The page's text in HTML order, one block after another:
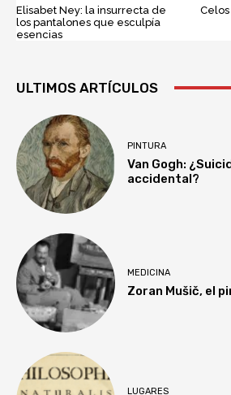
Elisabet Ney: la insurrecta de
los pantalones que esculpía
esencias
ULTIMOS ARTÍCULOS
PINTURA
Van Gogh:
accidental?
MEDICINA
Zoran Mušič, el
LUGARES